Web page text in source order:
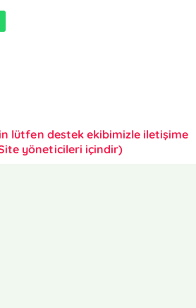
lütfen destek ekibimizle iletişime
yöneticileri içindir)